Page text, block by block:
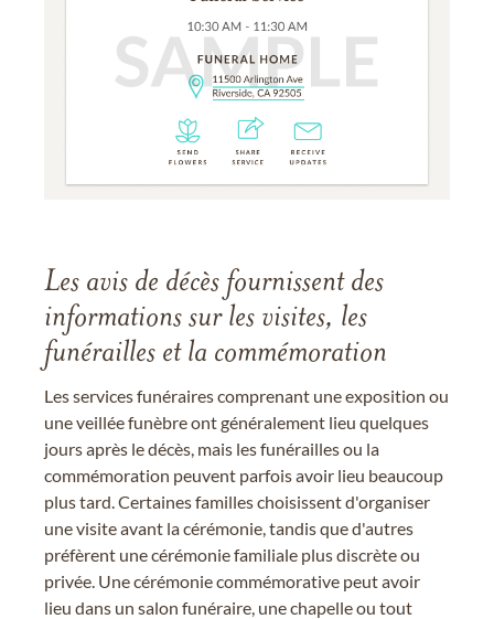
Les avis de décès fournissent des
informations sur les visites, les
funérailles et la commémoration
Les services funéraires comprenant une exposition ou
une veillée funèbre ont généralement lieu quelques
jours après le décès, mais les funérailles ou la
commémoration peuvent parfois avoir lieu beaucoup
plus tard. Certaines familles choisissent d'organiser
une visite avant la cérémonie, tandis que d'autres
préfèrent une cérémonie familiale plus discrète ou
privée. Une cérémonie commémorative peut avoir
lieu dans un salon funéraire, une chapelle ou tout